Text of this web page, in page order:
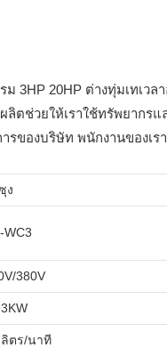
3HP 20HP ต่างทุ่มเทเ
ลิตช่วยให้เราใช้ทรัพยา
ารของบริษัท พนักงานขอ
ง
WC3
380V
ตร/นาที